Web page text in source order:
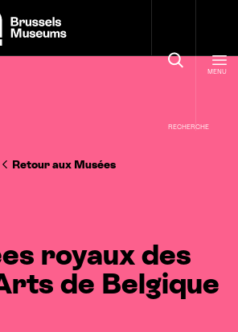
RECHERCHE
MENU
Retour aux Musées
royaux des
de Belgique
cookies